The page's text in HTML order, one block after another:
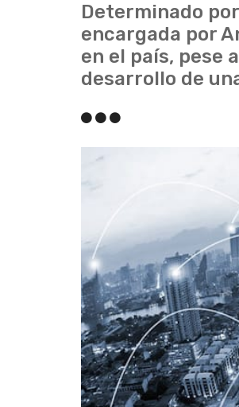
Determinado
encargada por
en el país, pese
desarrollo de